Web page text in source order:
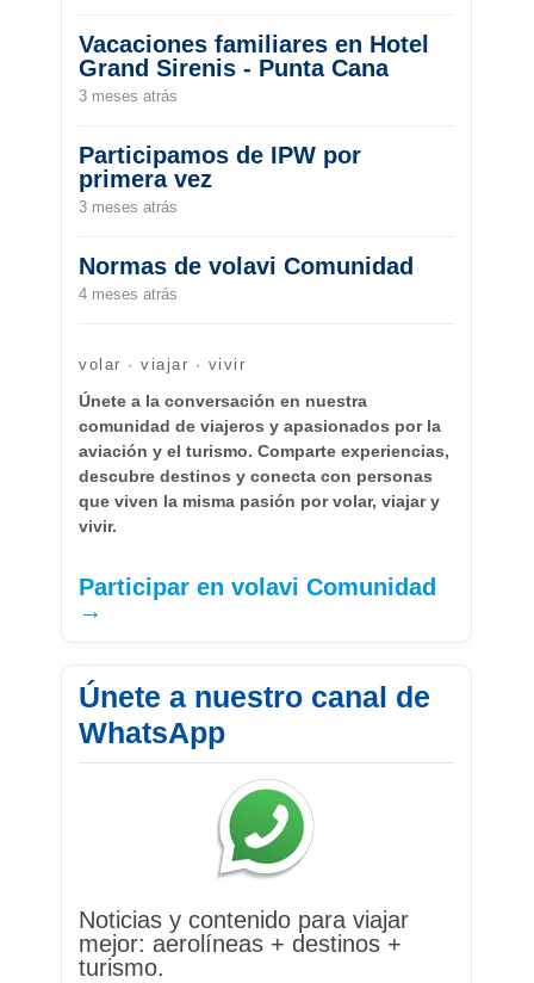
Vacaciones familiares en Hotel
Grand Sirenis - Punta Cana
3 meses atrás
Participamos de IPW por
primera vez
3 meses atrás
Normas de volavi Comunidad
4 meses atrás
volar · viajar · vivir
Únete a la conversación en nuestra
comunidad de viajeros y apasionados por la
aviación y el turismo. Comparte experiencias,
descubre destinos y conecta con personas
que viven la misma pasión por volar, viajar y
vivir.
Participar en volavi Comunidad
→
Únete a nuestro canal de
WhatsApp
Noticias y contenido para viajar
mejor: aerolíneas + destinos +
turismo.